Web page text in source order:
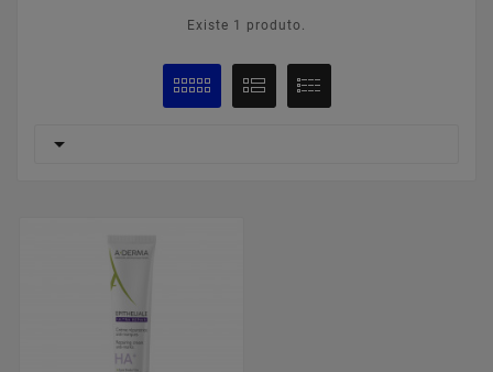
Existe 1 produto.
